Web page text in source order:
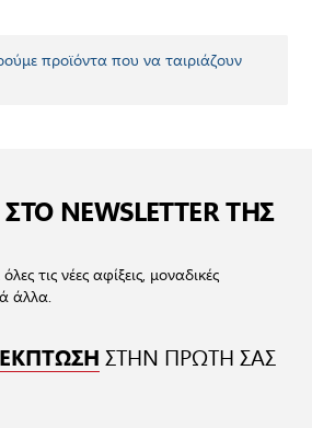
προϊόντα που να ταιριάζουν
NEWSLETTER ΤΗΣ
τις νέες αφίξεις, μοναδικές
άλλα.
ΣΤΗΝ ΠΡΩΤΗ ΣΑΣ